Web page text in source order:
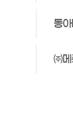
동
㈜